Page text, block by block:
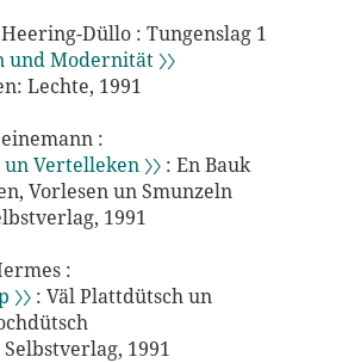
Düllo : Tungenslag 1
Modernität 〉〉
Lechte, 1991
:
Vertelleken 〉〉 : En Bauk
Vorlesen un Smunzeln
1991
:
: Väl Plattdütsch un
1991